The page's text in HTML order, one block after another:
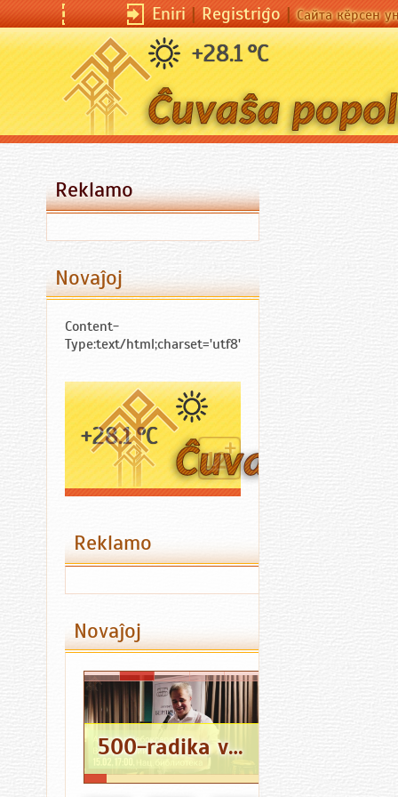
Eniri|Registriĝo|Сайта кӗрсен унпа
+28.1 °C
Reklamo
Novaĵoj
Content-
Type:text/html;charset='utf8'
Eniri|Registriĝo|Сайта кӗрсен
+28.1 °C
Reklamo
Novaĵoj
500-radika vortaro ĉuvaŝa-Esperanto